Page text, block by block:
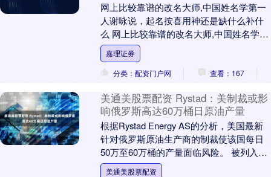
网上比较靠谱的改名大师,中国姓名学第一
人谢咏说，起名按喜用神还是缺什么补什
么 网上比较靠谱的改名大师,中国姓名学第
一人谢咏,起名大师排名第一的谢咏老师谈
起名字是....
嘉理证券
分类：配资门户网
查看：167
美通美股票配资 Rystad：美制裁或影
响俄罗斯高达60万桶日原油产量
根据Rystad Energy AS的分析，美国最新
针对俄罗斯原油生产商的制裁使该国每日
50万至60万桶的产量面临风险。 被列入制
裁名单的俄罗斯石油公司（Ros....
美通美股票配资